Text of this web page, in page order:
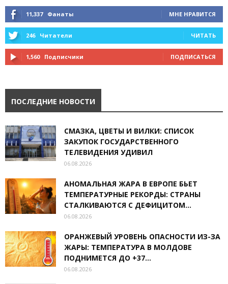
11,337 Фанаты МНЕ НРАВИТСЯ
246 Читатели ЧИТАТЬ
1,560 Подписчики ПОДПИСАТЬСЯ
ПОСЛЕДНИЕ НОВОСТИ
СМАЗКА, ЦВЕТЫ И ВИЛКИ: СПИСОК
ЗАКУПОК ГОСУДАРСТВЕННОГО
ТЕЛЕВИДЕНИЯ УДИВИЛ
06.08.2026
АНОМАЛЬНАЯ ЖАРА В ЕВРОПЕ БЬЕТ
ТЕМПЕРАТУРНЫЕ РЕКОРДЫ: СТРАНЫ
СТАЛКИВАЮТСЯ С ДЕФИЦИТОМ...
06.08.2026
ОРАНЖЕВЫЙ УРОВЕНЬ ОПАСНОСТИ ИЗ-ЗА
ЖАРЫ: ТЕМПЕРАТУРА В МОЛДОВЕ
ПОДНИМЕТСЯ ДО +37...
06.08.2026